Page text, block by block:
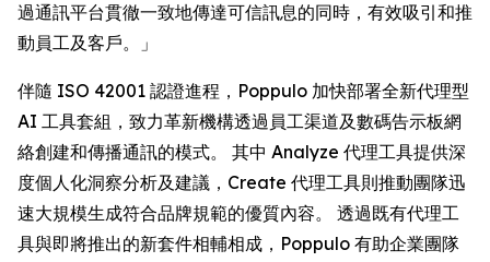
過通訊平台貫徹一致地傳達可信訊息的同時，有效吸引和推
動員工及客戶。」
伴隨 ISO 42001 認證進程，Poppulo 加快部署全新代理型
AI 工具套組，致力革新機構透過員工渠道及數碼告示板網
絡創建和傳播通訊的模式。 其中 Analyze 代理工具提供深
度個人化洞察分析及建議， Create 代理工具則推動團隊迅
速大規模生成符合品牌規範的優質內容。 透過既有代理工
具與即將推出的新套件相輔相成，Poppulo 有助企業團隊